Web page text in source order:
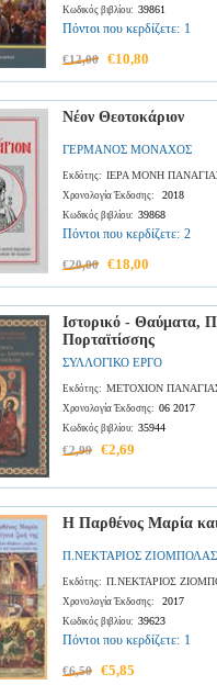
Κωδικός βιβλίου: 39861
Πόντοι που κερδίζετε: 1
€12,00 €10,80
Νέον Θεοτοκάριον
ΓΕΡΜΑΝΟΣ ΜΟΝΑΧΟΣ
Εκδότης: ΙΕΡΑ ΜΟΝΗ
Χρονολογία Έκδοσης: 2018
Κωδικός βιβλίου: 39868
Πόντοι που κερδίζετε: 2
€20,00 €18,00
Ιστορικό - Θαύματα,
Πορταϊτίσσης
ΣΥΛΛΟΓΙΚΟ ΕΡΓΟ
Εκδότης: ΜΕΤΟΧΙΟΝ
Χρονολογία Έκδοσης: 06 2017
Κωδικός βιβλίου: 35944
€2,99 €2,69
Η Παρθένος Μαρία
Π.ΝΕΚΤΑΡΙΟΣ
Εκδότης: Π.ΝΕΚΤΑΡΙΟΣ
Χρονολογία Έκδοσης: 2017
Κωδικός βιβλίου: 39623
Πόντοι που κερδίζετε: 1
€6,50 €5,85